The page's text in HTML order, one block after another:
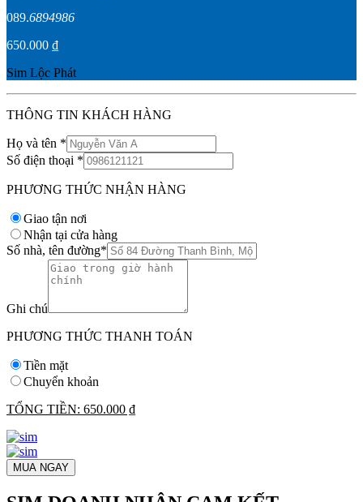
089.6894986
650.000 ₫
Sim Lộc Phát
THÔNG TIN KHÁCH HÀNG
Họ và tên *
Số điện thoại *
PHƯƠNG THỨC NHẬN HÀNG
Giao tận nơi
Nhận tại cửa hàng
Số nhà, tên đường*
Ghi chú
PHƯƠNG THỨC THANH TOÁN
Tiền mặt
Chuyển khoản
TỔNG TIỀN: 650.000 ₫
MUA NGAY